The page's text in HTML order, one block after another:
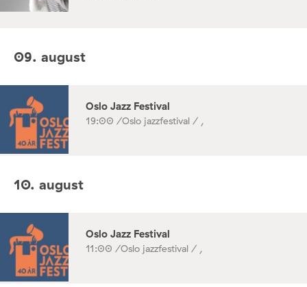
09. august
Oslo Jazz Festival
19:00 /Oslo jazzfestival / ,
10. august
Oslo Jazz Festival
11:00 /Oslo jazzfestival / ,